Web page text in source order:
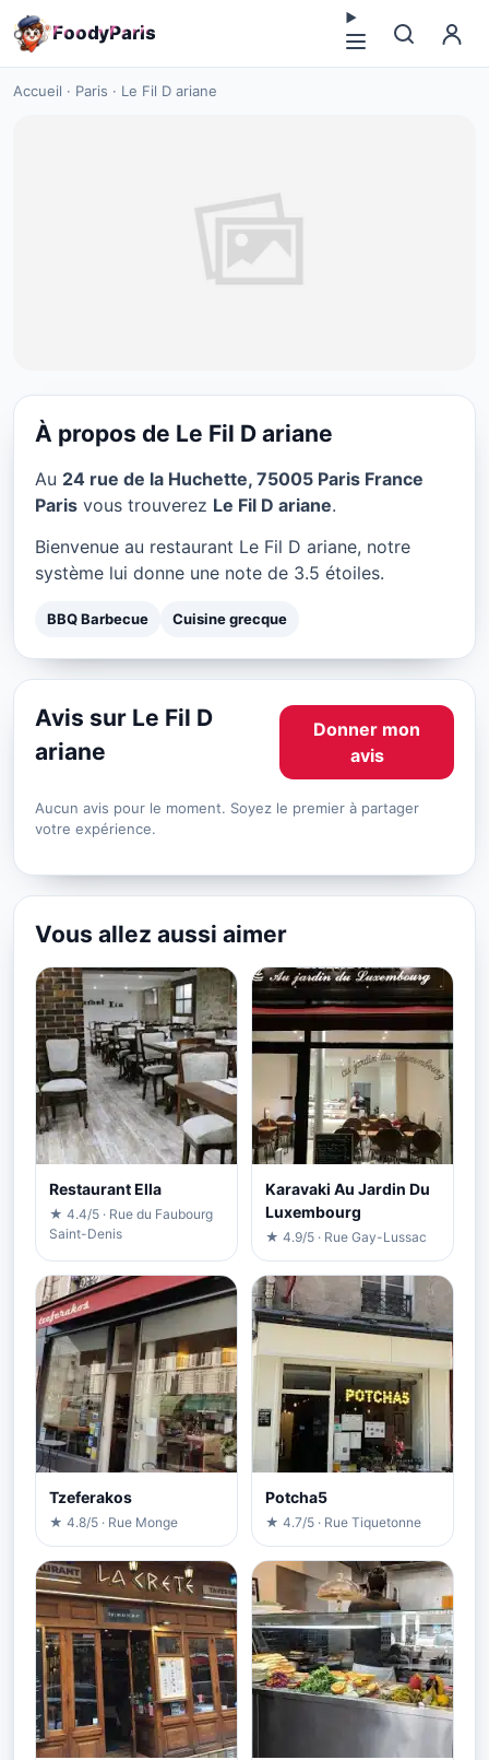
FoodyParis
Accueil · Paris · Le Fil D ariane
Le Fil D ariane à Paris
À propos de Le Fil D ariane
Au 24 rue de la Huchette, 75005 Paris France
Paris vous trouverez Le Fil D ariane.
Bienvenue au restaurant Le Fil D ariane, notre
système lui donne une note de 3.5 étoiles.
BBQ Barbecue Cuisine grecque
Avis sur Le Fil D
ariane
Donner mon
avis
Aucun avis pour le moment. Soyez le premier à partager
votre expérience.
Vous allez aussi aimer
Restaurant Ella
★ 4.4/5 · Rue du Faubourg
Saint-Denis
Karavaki Au Jardin Du
Luxembourg
★ 4.9/5 · Rue Gay-Lussac
Tzeferakos
★ 4.8/5 · Rue Monge
Potcha5
★ 4.7/5 · Rue Tiquetonne